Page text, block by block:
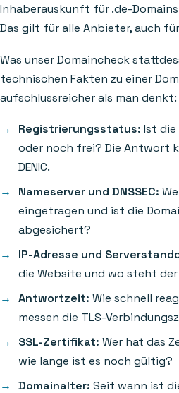
Inhaberauskunft für .de-
Das gilt für alle Anbieter, auch
Was unser Domaincheck
technischen Fakten zu einer
aufschlussreicher als man denkt:
Registrierungsstatus: Ist die
oder noch frei? Die Antwort
DENIC.
Nameserver und DNSSEC:
eingetragen und ist die
abgesichert?
IP-Adresse und
die Website und wo steht
Antwortzeit: Wie schnell
messen die TLS-
SSL-Zertifikat: Wer hat das
wie lange ist es noch gültig?
Domainalter: Seit wann ist